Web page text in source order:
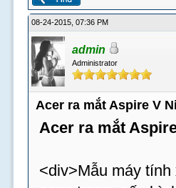
08-24-2015, 07:36 PM
admin
Administrator
Acer ra mắt Aspire V
Acer ra mắt
<div>Mẫu máy